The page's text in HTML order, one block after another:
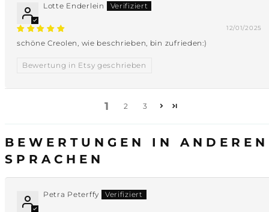
Lotte Enderlein
12/01/2025
schöne Creolen, wie beschrieben, bin zufrieden:)
Bewertung in Etsy geschrieben
1 2 3
BEWERTUNGEN IN ANDEREN
SPRACHEN
Petra Peterffy